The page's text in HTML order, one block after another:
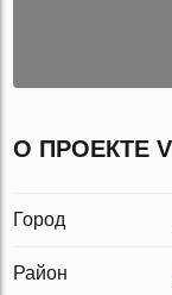
О ПРОЕКТЕ
Город
Район